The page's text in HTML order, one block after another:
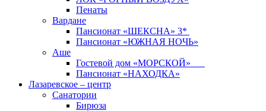
Пенаты
Вардане
Пансионат «ШЕКСНА» 3*
Пансионат «ЮЖНАЯ НОЧЬ»
Аше
Гостевой дом «МОРСКОЙ»
Пансионат «НАХОДКА»
Лазаревское – центр
Санатории
Бирюза